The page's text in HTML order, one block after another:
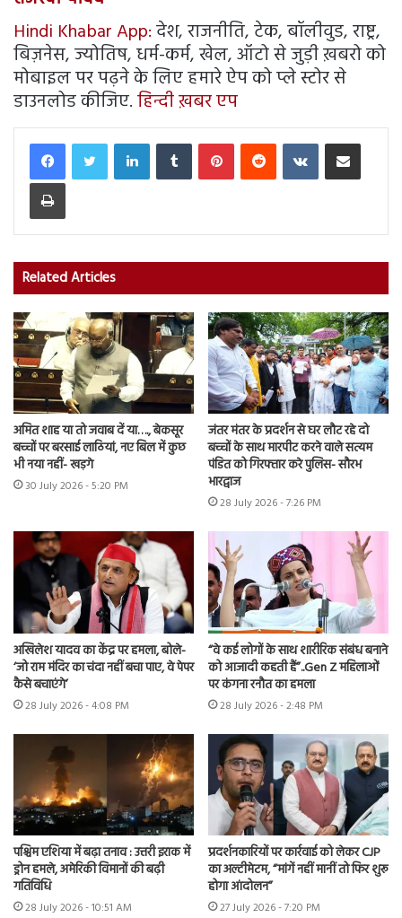
Hindi Khabar App:देश, राजनीति, टेक, बॉलीवुड, राष्ट्र,
बिज़नेस, ज्योतिष, धर्म-कर्म, खेल, ऑटो से जुड़ी ख़बरो को
मोबाइल पर पढ़ने के लिए हमारे ऐप को प्ले स्टोर से
डाउनलोड कीजिए.हिन्दी ख़बर एप
LinkedInTumblr PinterestReddit VKontakteShare via Email
Print
Related Articles
अमित शाह या तो जवाब दें या…., बेकसूर
बच्चों पर बरसाई लाठियां, नए बिल में कुछ
भी नया नहीं- खड़गे
30 July 2026 - 5:20 PM
जंतर मंतर के प्रदर्शन से घर लौट रहे दो
बच्चों के साथ मारपीट करने वाले सत्यम
पंडित को गिरफ्तार करे पुलिस- सौरभ
भारद्वाज
28 July 2026 - 7:26 PM
अखिलेश यादव का केंद्र पर हमला, बोले-
‘जो राम मंदिर का चंदा नहीं बचा पाए, वे पेपर
कैसे बचाएंगे’
28 July 2026 - 4:08 PM
“वे कई लोगों के साथ शारीरिक संबंध बनाने
को आजादी कहती हैं”..Gen Z महिलाओं
पर कंगना रनौत का हमला
28 July 2026 - 2:48 PM
पश्चिम एशिया में बढ़ा तनाव : उत्तरी इराक में
ड्रोन हमले, अमेरिकी विमानों की बढ़ी
गतिविधि
28 July 2026 - 10:51 AM
प्रदर्शनकारियों पर कार्रवाई को लेकर CJP
का अल्टीमेटम, “मांगें नहीं मानीं तो फिर शुरू
होगा आंदोलन”
27 July 2026 - 7:20 PM